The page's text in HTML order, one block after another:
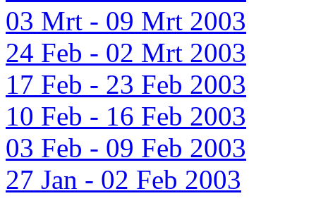
03 Mrt - 09 Mrt 2003
24 Feb - 02 Mrt 2003
17 Feb - 23 Feb 2003
10 Feb - 16 Feb 2003
03 Feb - 09 Feb 2003
27 Jan - 02 Feb 2003